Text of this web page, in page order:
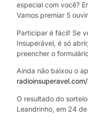
especial com você?
Vamos premiar 5
Participar é fácil! Se
Insuperável, é só
preencher o
Ainda não baixou o
O resultado do
Leandrinho, em 24 de